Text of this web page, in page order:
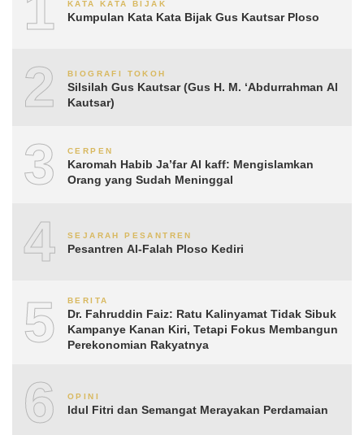
KATA KATA BIJAK
Kumpulan Kata Kata Bijak Gus Kautsar Ploso
2 BIOGRAFI TOKOH
Silsilah Gus Kautsar (Gus H. M. ‘Abdurrahman Al
Kautsar)
3 CERPEN
Karomah Habib Ja’far Al kaff: Mengislamkan
Orang yang Sudah Meninggal
4 SEJARAH PESANTREN
Pesantren Al-Falah Ploso Kediri
5 BERITA
Dr. Fahruddin Faiz: Ratu Kalinyamat Tidak Sibuk
Kampanye Kanan Kiri, Tetapi Fokus Membangun
Perekonomian Rakyatnya
6 OPINI
Idul Fitri dan Semangat Merayakan Perdamaian